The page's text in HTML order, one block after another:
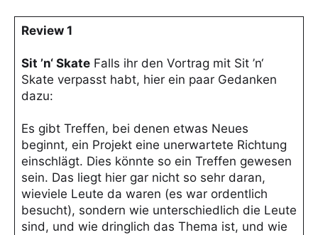
Review 1
Sit ’n‘ SkateFalls ihr den Vortrag mit Sit ’n‘
Skate verpasst habt, hier ein paar Gedanken
dazu:
Es gibt Treffen, bei denen etwas Neues
beginnt, ein Projekt eine unerwartete Richtung
einschlägt. Dies könnte so ein Treffen gewesen
sein. Das liegt hier gar nicht so sehr daran,
wieviele Leute da waren (es war ordentlich
besucht), sondern wie unterschiedlich die Leute
sind, und wie dringlich das Thema ist, und wie